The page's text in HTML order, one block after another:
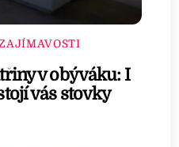
v obýváku: I
vás stovky